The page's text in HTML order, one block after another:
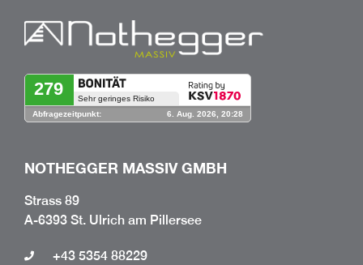
NOTHEGGER MASSIV GMBH
Strass 89
A-6393 St. Ulrich am Pillersee
+43 5354 88229